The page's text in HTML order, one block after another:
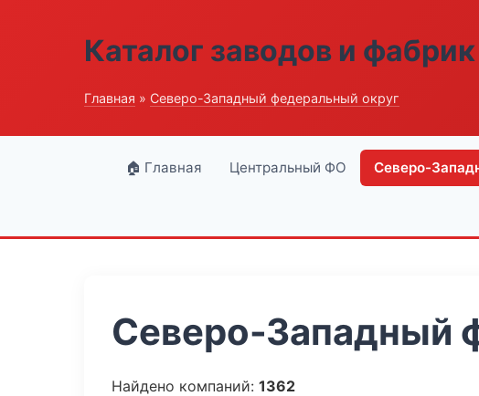
Каталог заводов и фабрик
Главная » Северо-Западный федеральный округ
🏠 Главная Центральный ФО Северо-
Северо-Западный
Найдено компаний: 1362